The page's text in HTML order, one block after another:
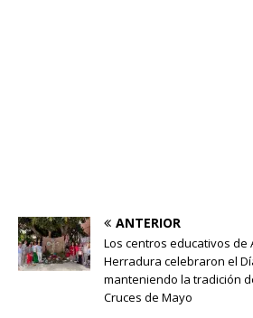
ANTERIOR
Los centros educativos de
Herradura celebraron el
manteniendo la tradición
Cruces de Mayo